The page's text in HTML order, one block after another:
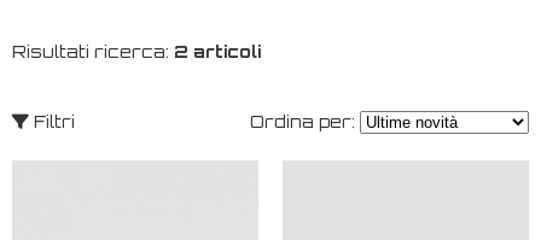
Risultati ricerca: 2 articoli
Filtri Ordina per: